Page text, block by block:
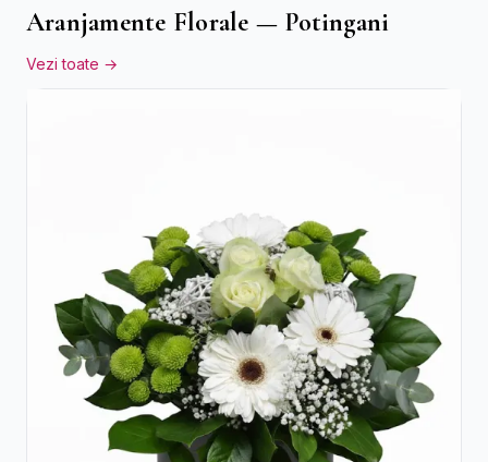
Aranjamente Florale — Potingani
Vezi toate →